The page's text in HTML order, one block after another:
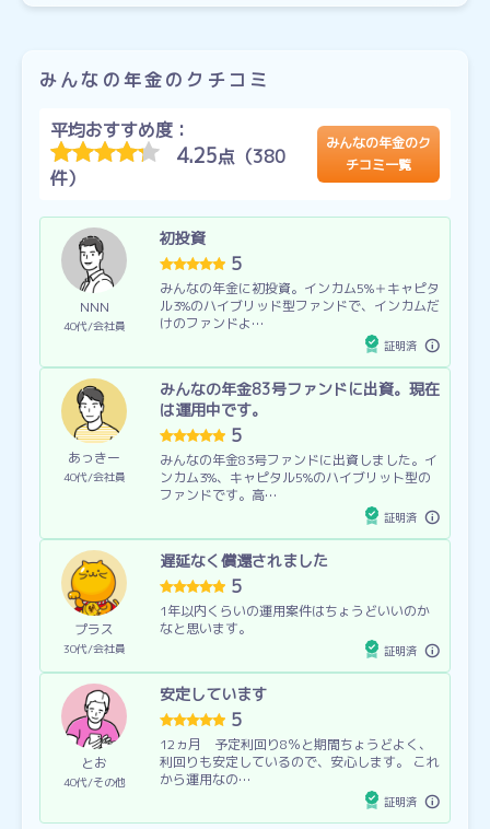
みんなの年金のクチコミ
平均おすすめ度：
4.25点（380
件）
みんなの年金のク
チコミ一覧
NNN
40代 会社員
初投資
5
みんなの年金に初投資。インカム5%＋キャピタ
ル3%のハイブリッド型ファンドで、インカムだ
けのファンドよ…
証明済
あっきー
40代 会社員
みんなの年金83号ファンドに出資。現在
は運用中です。
5
みんなの年金83号ファンドに出資しました。イ
ンカム3%、キャピタル5%のハイブリット型の
ファンドです。高…
証明済
プラス
30代 会社員
遅延なく償還されました
5
1年以内くらいの運用案件はちょうどいいのか
なと思います。
証明済
とお
40代 その他
安定しています
5
12ヵ月 予定利回り8％と期間ちょうどよく、
利回りも安定しているので、安心します。 これ
から運用なの…
証明済